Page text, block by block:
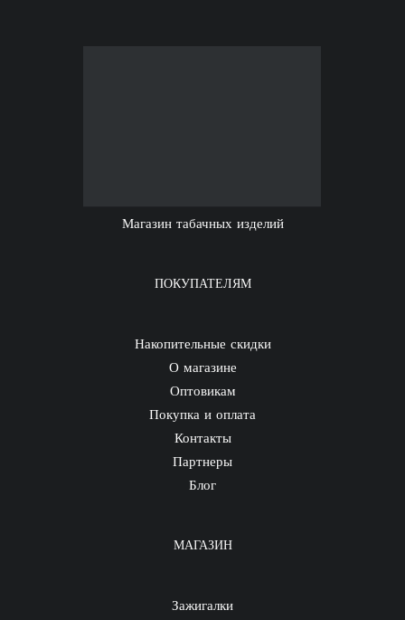
Магазин табачных изделий
ПОКУПАТЕЛЯМ
Накопительные скидки
О магазине
Оптовикам
Покупка и оплата
Контакты
Партнеры
Блог
МАГАЗИН
Зажигалки